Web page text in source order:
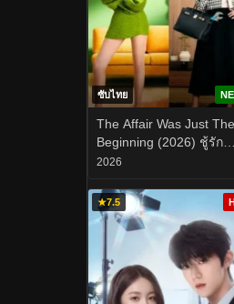
ซับไทย
The Affair Was Just The
Beginning (2026) ชู้รัก
อำพรางเลือด EP.1-8
2026
★7.5